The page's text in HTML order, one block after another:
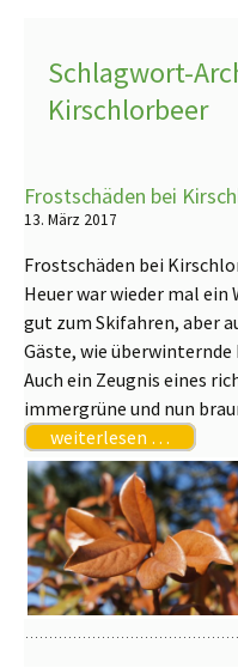
Schlagwort-
Kirschlorbeer
Frostschäden bei
13. März 2017
Frostschäden bei
Heuer war wieder mal
gut zum Skifahren, aber
Gäste, wie überwinternde
Auch ein Zeugnis eines
immergrüne und nun
weiterlesen …